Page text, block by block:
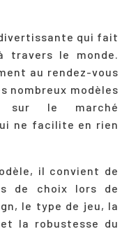
qui fait
travers le monde.
au rendez-vous
nombreux modèles
sur le marché
ne facilite en rien
il convient de
de choix lors de
le type de jeu, la
la robustesse du